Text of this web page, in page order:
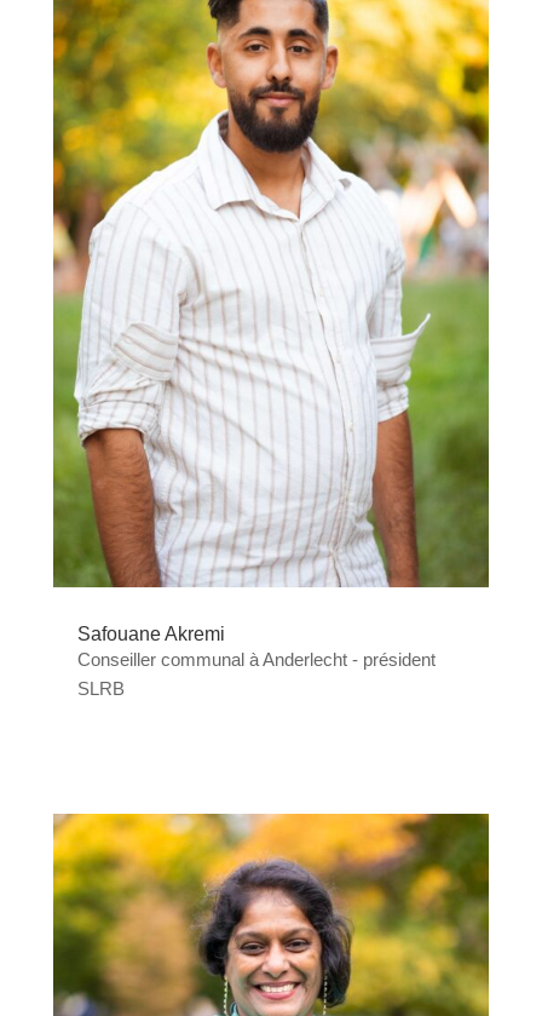
Safouane Akremi
Conseiller communal à Anderlecht - président
SLRB